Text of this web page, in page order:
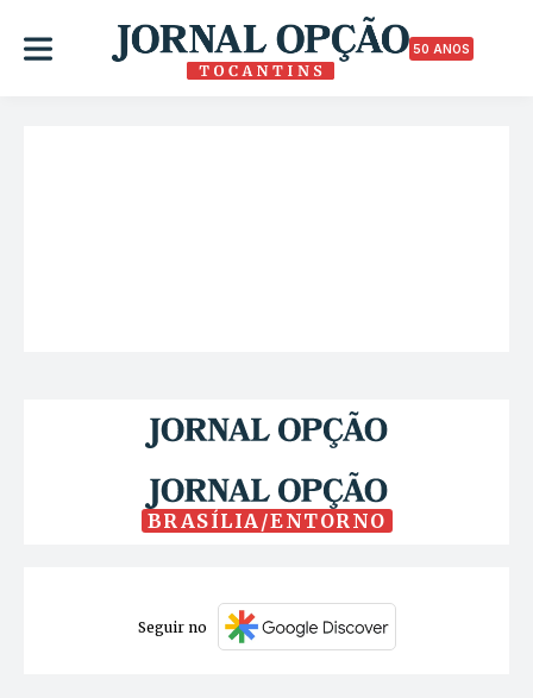
50 ANOS
BRASÍLIA/ENTORNO
Seguir no